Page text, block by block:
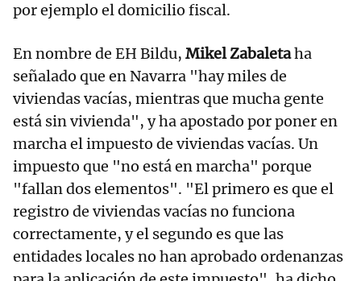
por ejemplo el domicilio fiscal.
En nombre de EH Bildu, Mikel Zabaletaha
señalado que en Navarra "hay miles de
viviendas vacías, mientras que mucha gente
está sin vivienda", y ha apostado por poner en
marcha el impuesto de viviendas vacías. Un
impuesto que "no está en marcha" porque
"fallan dos elementos". "El primero es que el
registro de viviendas vacías no funciona
correctamente, y el segundo es que las
entidades locales no han aprobado ordenanzas